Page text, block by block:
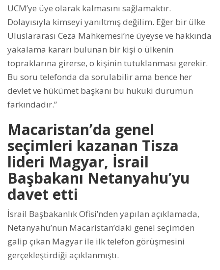
UCM’ye üye olarak kalmasını sağlamaktır.
Dolayısıyla kimseyi yanıltmış değilim. Eğer bir ülke
Uluslararası Ceza Mahkemesi’ne üyeyse ve hakkında
yakalama kararı bulunan bir kişi o ülkenin
topraklarına girerse, o kişinin tutuklanması gerekir.
Bu soru telefonda da sorulabilir ama bence her
devlet ve hükümet başkanı bu hukuki durumun
farkındadır.”
Macaristan’da genel
seçimleri kazanan Tisza
lideri Magyar, İsrail
Başbakanı Netanyahu’yu
davet etti
İsrail Başbakanlık Ofisi’nden yapılan açıklamada,
Netanyahu’nun Macaristan’daki genel seçimden
galip çıkan Magyar ile ilk telefon görüşmesini
gerçekleştirdiği açıklanmıştı.